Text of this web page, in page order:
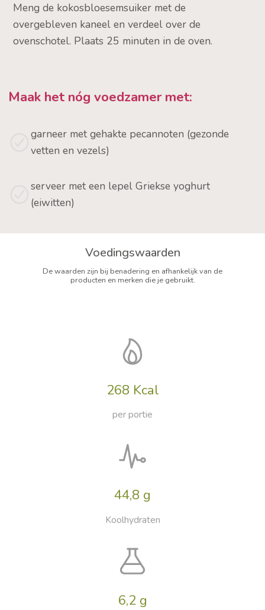
Meng de kokosbloesemsuiker met de
overgebleven kaneel en verdeel over de
ovenschotel. Plaats 25 minuten in de oven.
Maak het nóg voedzamer met:
garneer met gehakte pecannoten (gezonde
vetten en vezels)
serveer met een lepel Griekse yoghurt
(eiwitten)
Voedingswaarden
De waarden zijn bij benadering en afhankelijk van de
producten en merken die je gebruikt.
268 Kcal
per portie
44,8 g
Koolhydraten
6,2 g